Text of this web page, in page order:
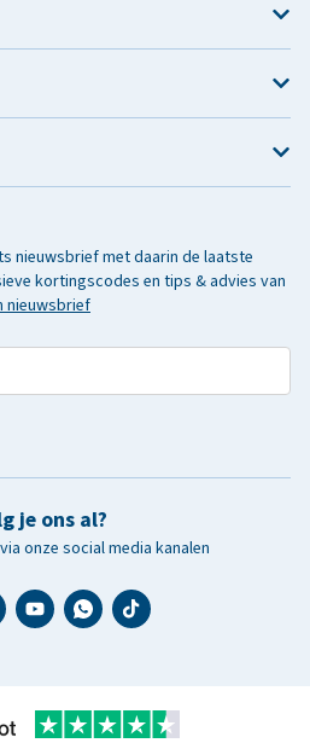
nieuwsbrief met daarin de laatste
kortingscodes en tips & advies van
nieuwsbrief
je ons al?
onze social media kanalen